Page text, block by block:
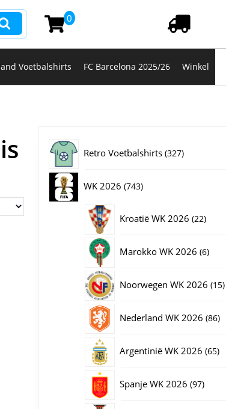
Winkelwagen
0
Voetbalshirts FC Barcelona 2025/26 Winkel
Retro Voetbalshirts 327327
WK 2026 743743
Kroatië WK 2026 2222
Marokko WK 2026 66
Noorwegen WK 2026 1515
Nederland WK 2026 8686
Argentinië WK 2026 6565
Spanje WK 2026 9797